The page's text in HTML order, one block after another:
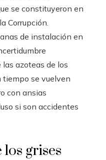
se constituyeron en
Corrupción.
de instalación en
azoteas de los
tiempo se vuelven
con ansias
si son accidentes
los grises